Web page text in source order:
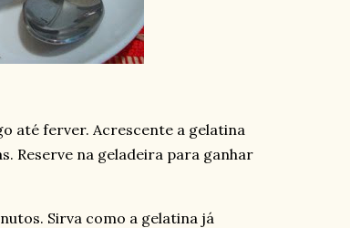
até ferver. Acrescente a gelatina
Reserve na geladeira para ganhar
Sirva como a gelatina já